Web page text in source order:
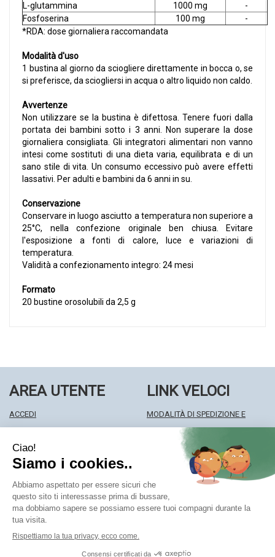
L-glutammina
1000 mg
-
Fosfoserina
100 mg
-
*RDA: dose giornaliera raccomandata
Modalità d'uso
1 bustina al giorno da sciogliere direttamente in bocca o, se
si preferisce, da sciogliersi in acqua o altro liquido non caldo.
Avvertenze
Non utilizzare se la bustina è difettosa. Tenere fuori dalla
portata dei bambini sotto i 3 anni. Non superare la dose
giornaliera consigliata. Gli integratori alimentari non vanno
intesi come sostituti di una dieta varia, equilibrata e di un
sano stile di vita. Un consumo eccessivo può avere effetti
lassativi. Per adulti e bambini da 6 anni in su.
Conservazione
Conservare in luogo asciutto a temperatura non superiore a
25°C, nella confezione originale ben chiusa. Evitare
l'esposizione a fonti di calore, luce e variazioni di
temperatura.
Validità a confezionamento integro: 24 mesi
Formato
20 bustine orosolubili da 2,5 g
AREA UTENTE
ACCEDI
WISHLIST
ISCRIZIONE ALLA NEWSLETTER
LINK VELOCI
MODALITÀ DI SPEDIZIONE E
MODALITÀ DI PAGAMENTO
INFORMATIVA PRIVACY
CONDIZIONI DI VENDITA
Farmacia Centrale Srl
Numero R.E.A.: CO327309